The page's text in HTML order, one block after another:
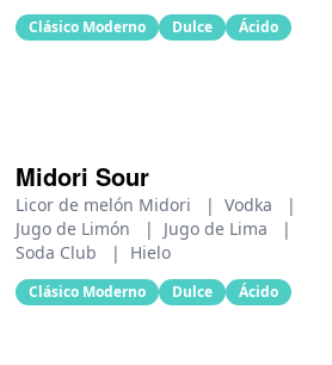
Clásico Moderno Dulce Ácido
Midori Sour
Licor de melón Midori | Vodka
|
Jugo de Limón
| Jugo de Lima
|
Soda Club
| Hielo
Clásico Moderno Dulce Ácido